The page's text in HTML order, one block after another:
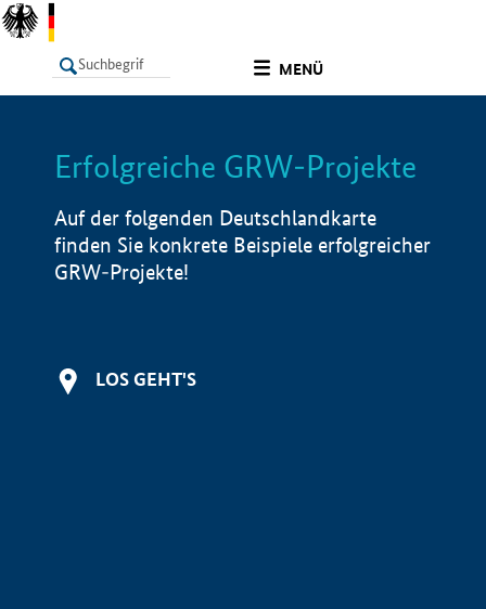
MENÜ
LISTE Info
Erfolgreiche GRW-Projekte
Auf der folgenden Deutschlandkarte
finden Sie konkrete Beispiele erfolgreicher
GRW-Projekte!
LOS GEHT'S